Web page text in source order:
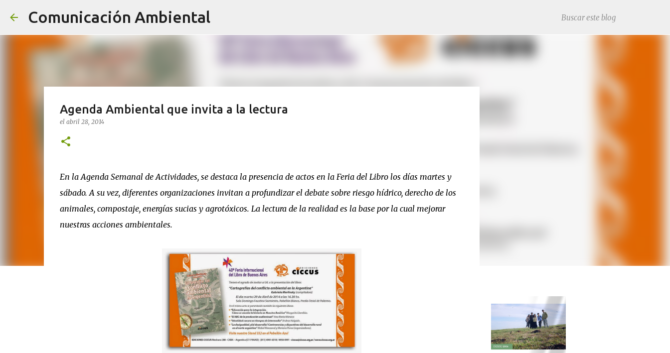
Comunicación Ambiental
Agenda Ambiental que invita a la lectura
el abril 28, 2014
En la Agenda Semanal de Actividades, se destaca la presencia de actos en la Feria del Libro los días martes y
sábado. A su vez, diferentes organizaciones invitan a profundizar el debate sobre riesgo hídrico, derecho de los
animales, compostaje, energías sucias y agrotóxicos. La lectura de la realidad es la base por la cual mejorar
nuestras acciones ambientales.